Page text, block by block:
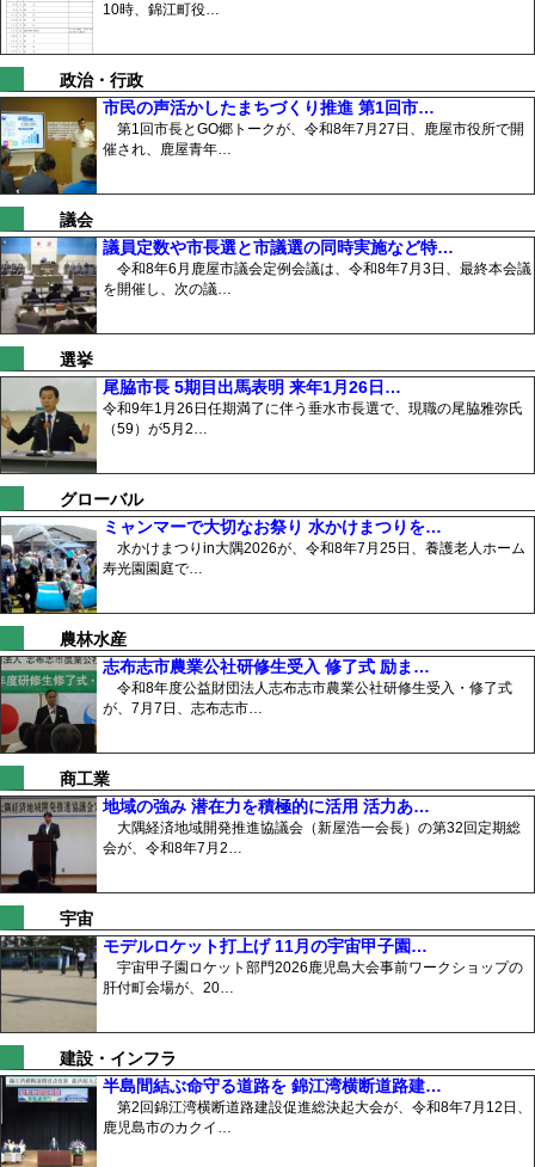
10時、錦江町役…
政治・行政
市民の声活かしたまちづくり推進 第1回市…
第1回市長とGO郷トークが、令和8年7月27日、鹿屋市役所で開
催され、鹿屋青年…
議会
議員定数や市長選と市議選の同時実施など特…
令和8年6月鹿屋市議会定例会議は、令和8年7月3日、最終本会議
を開催し、次の議…
選挙
尾脇市長 5期目出馬表明 来年1月26日…
令和9年1月26日任期満了に伴う垂水市長選で、現職の尾脇雅弥氏
（59）が5月2…
グローバル
ミャンマーで大切なお祭り 水かけまつりを…
水かけまつりin大隅2026が、令和8年7月25日、養護老人ホーム
寿光園園庭で…
農林水産
志布志市農業公社研修生受入 修了式 励ま…
令和8年度公益財団法人志布志市農業公社研修生受入・修了式
が、7月7日、志布志市…
商工業
地域の強み 潜在力を積極的に活用 活力あ…
大隅経済地域開発推進協議会（新屋浩一会長）の第32回定期総
会が、令和8年7月2…
宇宙
モデルロケット打上げ 11月の宇宙甲子園…
宇宙甲子園ロケット部門2026鹿児島大会事前ワークショップの
肝付町会場が、20…
建設・インフラ
半島間結ぶ命守る道路を 錦江湾横断道路建…
第2回錦江湾横断道路建設促進総決起大会が、令和8年7月12日、
鹿児島市のカクイ…